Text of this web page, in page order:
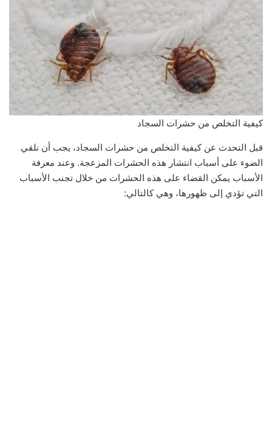
كيفية التخلص من حشرات السجاد
قبل التحدث عن كيفية التخلص من حشرات السجاد، يجب أن نلقي
الضوء على أسباب انتشار هذه الحشرات المزعجة. وعند معرفة
الأسباب يمكن القضاء على هذه الحشرات من خلال تجنب الأسباب
التي تؤدي إلى ظهورها، وهي كالتالي: